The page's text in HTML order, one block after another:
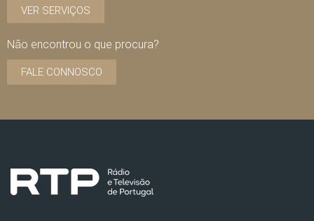
VER SERVIÇOS
Não encontrou o que procura?
FALE CONNOSCO